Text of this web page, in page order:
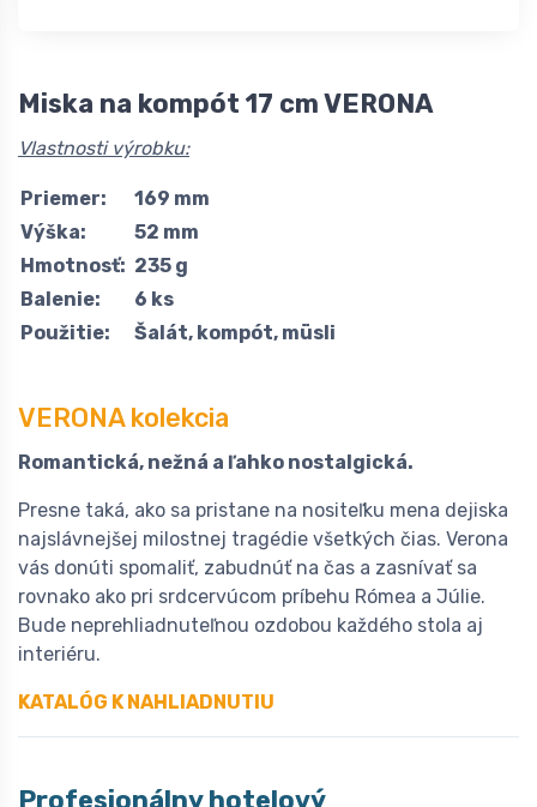
Miska na kompót 17 cm VERONA
Vlastnosti výrobku:
Priemer:
169 mm
Výška:
52 mm
Hmotnosť: 235 g
Balenie:
6 ks
Použitie:
Šalát, kompót, müsli
VERONA kolekcia
Romantická, nežná a ľahko nostalgická.
Presne taká, ako sa pristane na nositeľku mena dejiska
najslávnejšej milostnej tragédie všetkých čias. Verona
vás donúti spomaliť, zabudnúť na čas a zasnívať sa
rovnako ako pri srdcervúcom príbehu Rómea a Júlie.
Bude neprehliadnuteľnou ozdobou každého stola aj
interiéru.
KATALÓG K NAHLIADNUTIU
Profesionálny hotelový